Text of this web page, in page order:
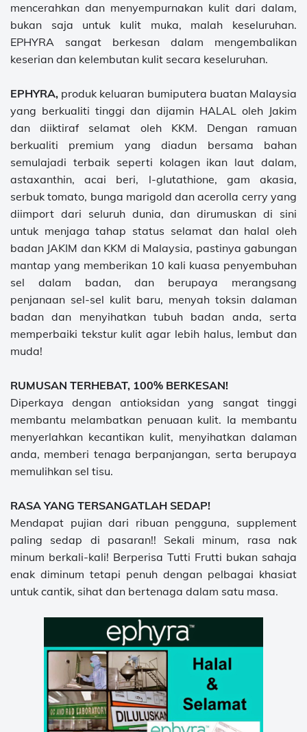
mencerahkan dan menyempurnakan kulit dari dalam,
bukan saja untuk kulit muka, malah keseluruhan.
EPHYRA sangat berkesan dalam mengembalikan
keserian dan kelembutan kulit secara keseluruhan.
EPHYRA, produk keluaran bumiputera buatan Malaysia
yang berkualiti tinggi dan dijamin HALAL oleh Jakim
dan diiktiraf selamat oleh KKM. Dengan ramuan
berkualiti premium yang diadun bersama bahan
semulajadi terbaik seperti kolagen ikan laut dalam,
astaxanthin, acai beri, l-glutathione, gam akasia,
serbuk tomato, bunga marigold dan acerolla cerry yang
diimport dari seluruh dunia, dan dirumuskan di sini
untuk menjaga tahap status selamat dan halal oleh
badan JAKIM dan KKM di Malaysia, pastinya gabungan
mantap yang memberikan 10 kali kuasa penyembuhan
sel dalam badan, dan berupaya merangsang
penjanaan sel-sel kulit baru, menyah toksin dalaman
badan dan menyihatkan tubuh badan anda, serta
memperbaiki tekstur kulit agar lebih halus, lembut dan
muda!
RUMUSAN TERHEBAT, 100% BERKESAN!
Diperkaya dengan antioksidan yang sangat tinggi
membantu melambatkan penuaan kulit. Ia membantu
menyerlahkan kecantikan kulit, menyihatkan dalaman
anda, memberi tenaga berpanjangan, serta berupaya
memulihkan sel tisu.
RASA YANG TERSANGATLAH SEDAP!
Mendapat pujian dari ribuan pengguna, supplement
paling sedap di pasaran!! Sekali minum, rasa nak
minum berkali-kali! Berperisa Tutti Frutti bukan sahaja
enak diminum tetapi penuh dengan pelbagai khasiat
untuk cantik, sihat dan bertenaga dalam satu masa.